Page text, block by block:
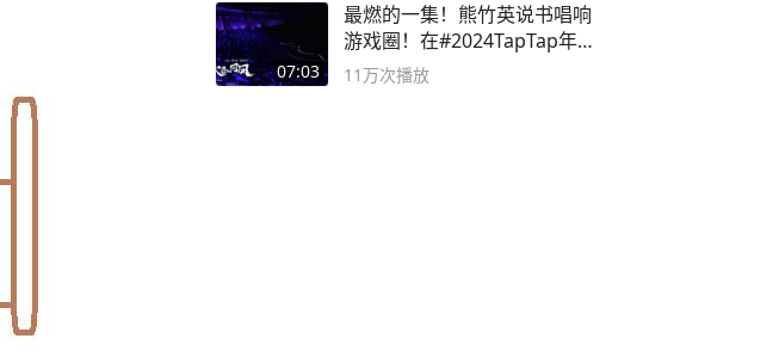
07:03
最燃的一集！熊竹英说书唱响
游戏圈！在#2024TapTap年
度游戏大赏
11万次播放